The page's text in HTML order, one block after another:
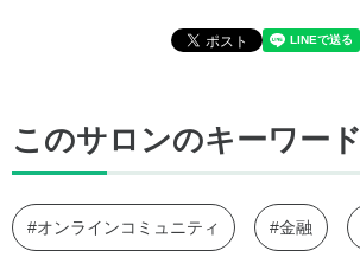
このサロンのキーワード
#オンラインコミュニティ #金融